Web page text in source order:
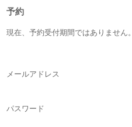
予約
現在、予約受付期間ではありません。
メールアドレス
パスワード